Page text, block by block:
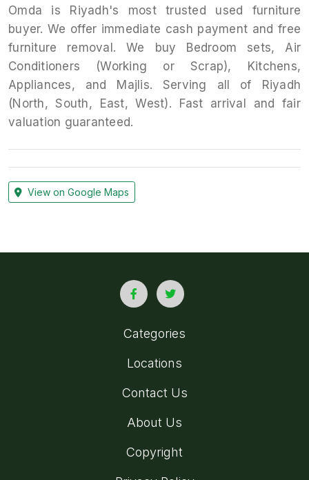
Omda is Riyadh's most trusted used furniture
buyer. We offer immediate cash payment and free
furniture removal. We buy Bedroom sets, Air
Conditioners (Working or Scrap), Kitchens,
Appliances, and Majlis. Serving all of Riyadh
(North, South, East, West). Fast arrival and fair
valuation guaranteed.
View on Google Maps
Categories
Locations
Contact Us
About Us
Copyright